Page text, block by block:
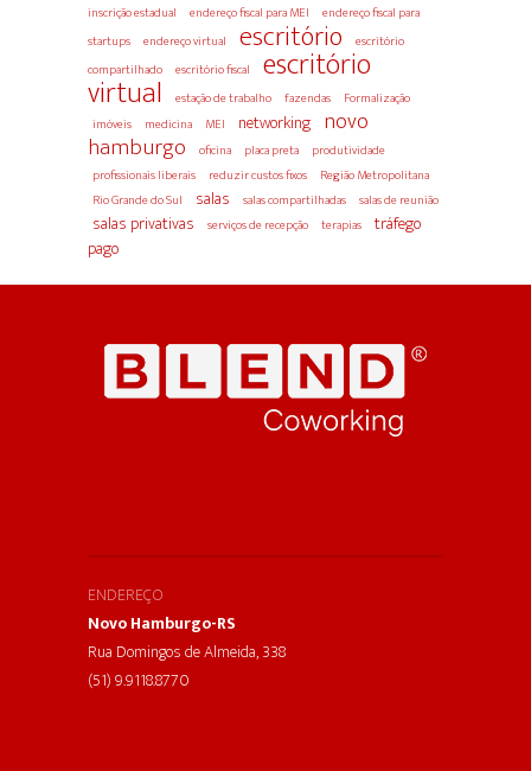
inscrição estadual
endereço fiscal para MEI
endereço fiscal para
startups
endereço virtual escritório
escritório
compartilhado
escritório fiscal escritório
virtual estação de trabalho fazendas
Formalização
imóveis
medicina MEI networking novo
hamburgo oficina placa preta
produtividade
profissionais liberais
reduzir custos fixos
Região Metropolitana
Rio Grande do Sul
salas salas compartilhadas salas de reunião
salas privativas serviços de recepção terapias
tráfego
pago
ENDEREÇO
Novo Hamburgo-RS
Rua Domingos de Almeida, 338
(51) 9.9118.8770